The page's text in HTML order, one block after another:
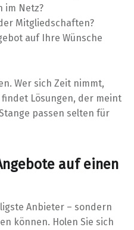
im Netz?
Mitgliedschaften?
auf Ihre Wünsche
Wer sich Zeit nimmt,
Lösungen, der meint
passen selten für
auf einen
Anbieter – sondern
können. Holen Sie sich